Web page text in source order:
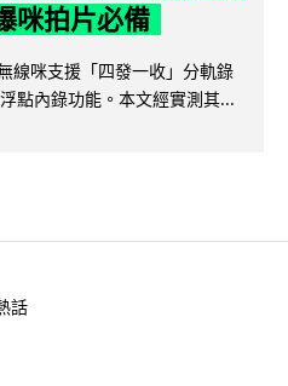
咪拍片必備
線咪支援「四發一收」分軌錄
點內錄功能。本文經實測其...
話